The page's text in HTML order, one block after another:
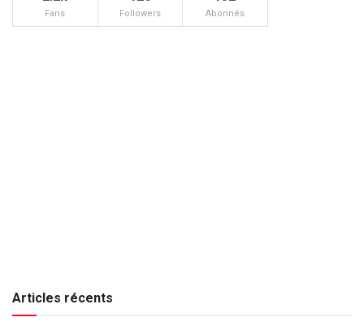
Fans Followers Abonnés
Articles récents